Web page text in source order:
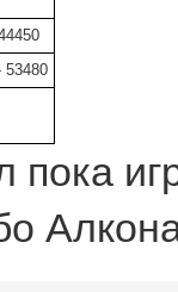
53480
пока